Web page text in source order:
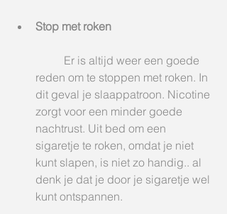
Stop met roken
reden om te stoppen met roken. In
dit geval je slaappatroon. Nicotine
zorgt voor een minder goede
nachtrust. Uit bed om een
sigaretje te roken, omdat je niet
kunt slapen, is niet zo handig.. al
denk je dat je door je sigaretje wel
kunt ontspannen.